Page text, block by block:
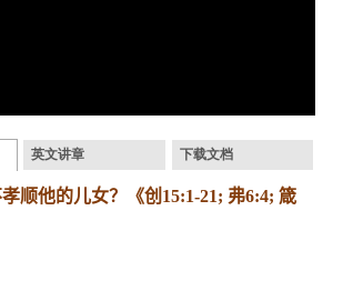
英文讲章 下载文档